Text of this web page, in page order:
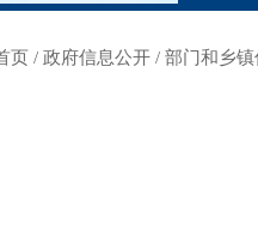
页 / 政府信息公开 / 部门和乡